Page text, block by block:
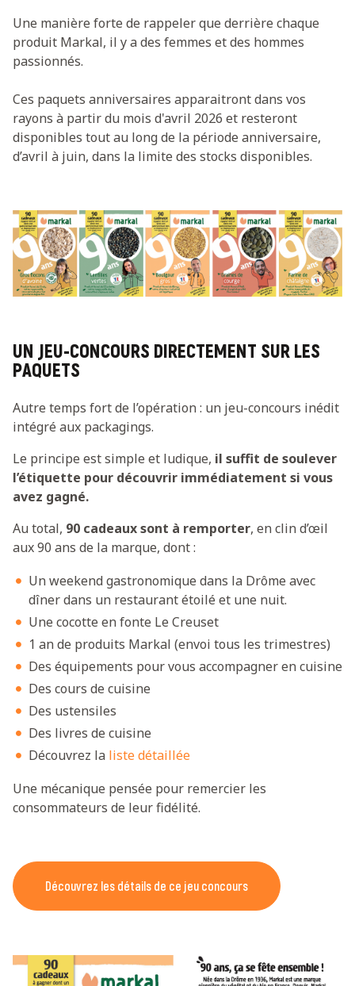
Une manière forte de rappeler que derrière chaque
produit Markal, il y a des femmes et des hommes
passionnés.
Ces paquets anniversaires apparaitront dans vos
rayons à partir du mois d'avril 2026 et resteront
disponibles tout au long de la période anniversaire,
d’avril à juin, dans la limite des stocks disponibles.
UN JEU-CONCOURS DIRECTEMENT SUR LES
PAQUETS
Autre temps fort de l’opération : un jeu-concours inédit
intégré aux packagings.
Le principe est simple et ludique, il suffit de soulever
l’étiquette pour découvrir immédiatement si vous
avez gagné.
Au total, 90 cadeaux sont à remporter, en clin d’œil
aux 90 ans de la marque, dont :
Un weekend gastronomique dans la Drôme avec
dîner dans un restaurant étoilé et une nuit.
Une cocotte en fonte Le Creuset
1 an de produits Markal (envoi tous les trimestres)
Des équipements pour vous accompagner en cuisine
Des cours de cuisine
Des ustensiles
Des livres de cuisine
Découvrez la liste détaillée
Une mécanique pensée pour remercier les
consommateurs de leur fidélité.
Découvrez les détails de ce jeu concours